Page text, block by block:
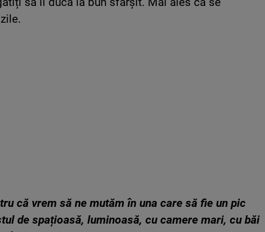
că vrem să ne mutăm în una care să fie un pic
de spațioasă, luminoasă, cu camere mari, cu băi